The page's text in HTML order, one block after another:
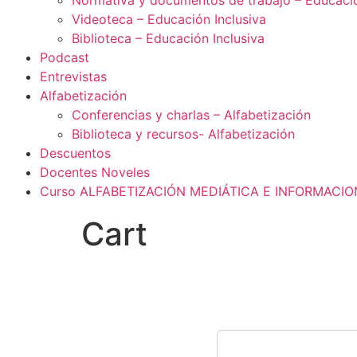
Videoteca – Educación Inclusiva
Biblioteca – Educación Inclusiva
Podcast
Entrevistas
Alfabetización
Conferencias y charlas – Alfabetización
Biblioteca y recursos- Alfabetización
Descuentos
Docentes Noveles
Curso ALFABETIZACIÓN MEDIÁTICA E
Cart